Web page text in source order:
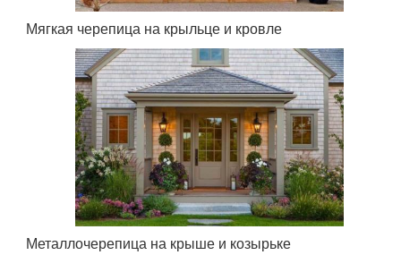
Мягкая черепица на крыльце и кровле
Металлочерепица на крыше и козырьке